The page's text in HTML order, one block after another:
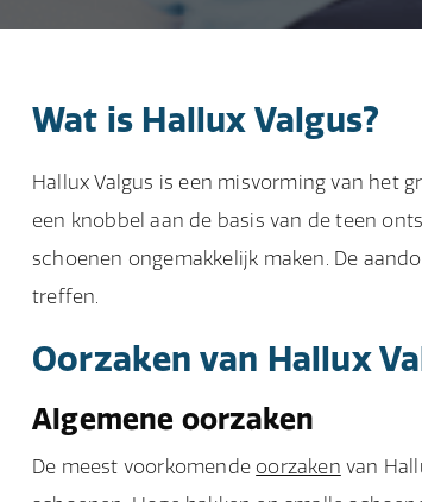
Wat is Hallux Valgus?
Hallux Valgus is een misvorming van het
een knobbel aan de basis van de teen
schoenen ongemakkelijk maken. De
treffen.
Oorzaken van Hallux
Algemene oorzaken
De meest voorkomende oorzaken van